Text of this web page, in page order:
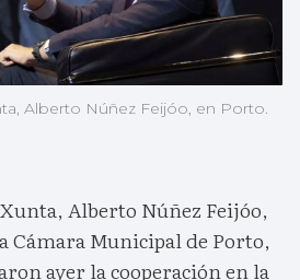
Alberto Núñez Feijóo, en Porto.
Alberto Núñez Feijóo,
Cámara Municipal de Porto,
ayer la cooperación en la